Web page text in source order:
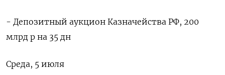
- Депозитный аукцион Казначейства РФ, 200
млрд р на 35 дн
Среда, 5 июля